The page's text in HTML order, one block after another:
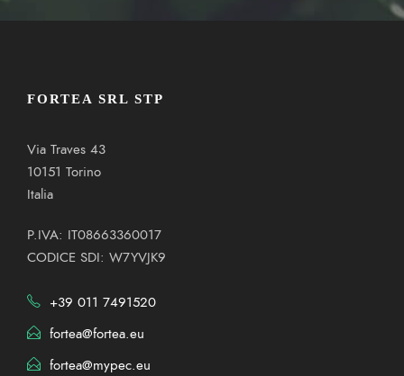
FORTEA SRL STP
Via Traves 43
10151 Torino
Italia
P.IVA: IT08663360017
CODICE SDI: W7YVJK9
+39 011 7491520
fortea@fortea.eu
fortea@mypec.eu